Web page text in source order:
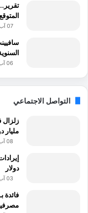
المتوقع
07 آب 2026
06 آب 2026
التواصل الاجتماعي
زلزال
مليار
08 آب 2026
دولار
03 آب 2026